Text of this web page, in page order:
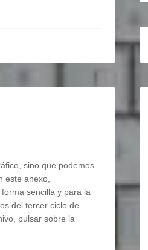
sino que podemos
este anexo,
sencilla y para la
del tercer ciclo de
pulsar sobre la